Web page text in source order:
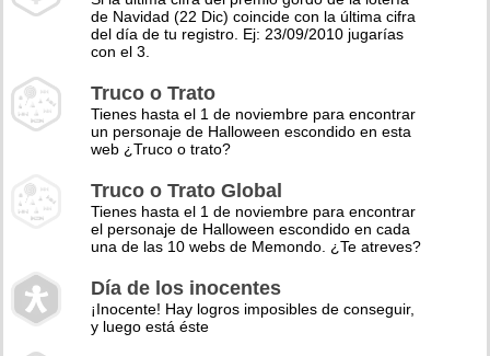
de Navidad (22 Dic) coincide con la última cifra
del día de tu registro. Ej: 23/09/2010 jugarías
con el 3.
Truco o Trato
Tienes hasta el 1 de noviembre para encontrar
un personaje de Halloween escondido en esta
web ¿Truco o trato?
Truco o Trato Global
Tienes hasta el 1 de noviembre para encontrar
el personaje de Halloween escondido en cada
una de las 10 webs de Memondo. ¿Te atreves?
Día de los inocentes
¡Inocente! Hay logros imposibles de conseguir,
y luego está éste